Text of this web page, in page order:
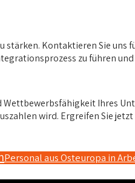
Kontaktieren Sie uns
zu führen
Ihres
wird. Ergreifen Sie
Personal aus Osteuropa in